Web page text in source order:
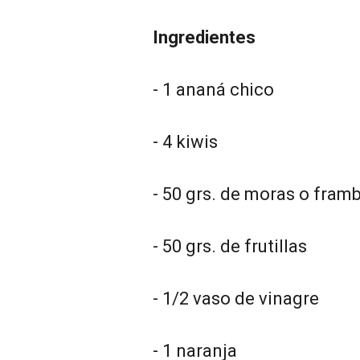
Ingredientes
- 1 ananá chico
- 4 kiwis
- 50 grs. de moras o
- 50 grs. de frutillas
- 1/2 vaso de vinagre
- 1 naranja